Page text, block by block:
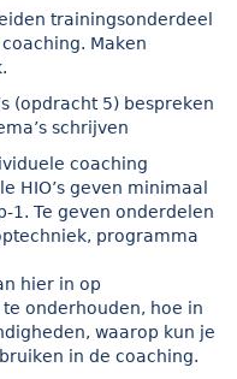
trainingsonderdeel
Maken
(opdracht 5) bespreken
schrijven
coaching
HIO’s geven minimaal
1. Te geven onderdelen
programma
hier in op
onderhouden, hoe in
waarop kun je
in de coaching.